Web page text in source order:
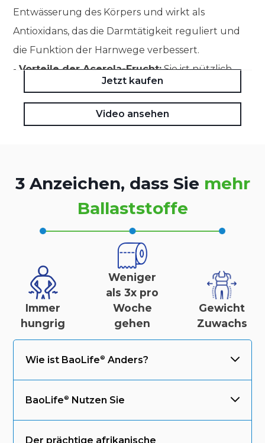
Entwässerung des Körpers und wirkt als
Antioxidans, das die Darmtätigkeit reguliert und
die Funktion der Harnwege verbessert.
-Vorteile der Acerola-Frucht:Sie ist nützlich,
stärken, die regenerierende Wirkung zu fördern
und antioxidative Eigenschaften zu besitzen.
Jetzt kaufen
Video ansehen
3 Anzeichen, dass Sie mehr
Ballaststoffe
Immer
hungrig
Weniger
als 3x pro
Woche
gehen
Gewicht
Zuwachs
Wie ist BaoLife Anders?
BaoLife Nutzen Sie
Der prächtige afrikanische